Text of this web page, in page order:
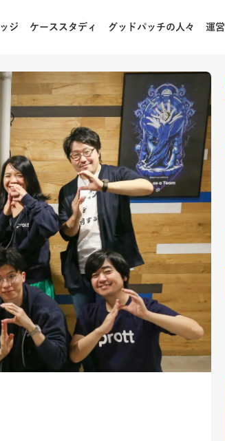
ジ ケーススタディ グッドパッチの人々 運